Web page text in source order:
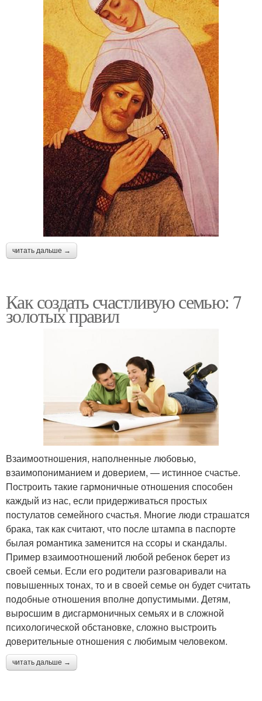
читать дальше →
Как создать счастливую семью: 7
золотых правил
Взаимоотношения, наполненные любовью,
взаимопониманием и доверием, — истинное счастье.
Построить такие гармоничные отношения способен
каждый из нас, если придерживаться простых
постулатов семейного счастья. Многие люди страшатся
брака, так как считают, что после штампа в паспорте
былая романтика заменится на ссоры и скандалы.
Пример взаимоотношений любой ребенок берет из
своей семьи. Если его родители разговаривали на
повышенных тонах, то и в своей семье он будет считать
подобные отношения вполне допустимыми. Детям,
выросшим в дисгармоничных семьях и в сложной
психологической обстановке, сложно выстроить
доверительные отношения с любимым человеком.
читать дальше →